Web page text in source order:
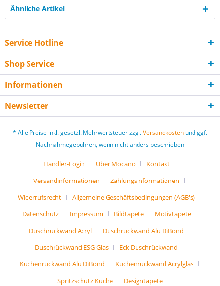
Ähnliche Artikel
Service Hotline
Shop Service
Informationen
Newsletter
* Alle Preise inkl. gesetzl. Mehrwertsteuer zzgl.Versandkosten und ggf.
Nachnahmegebühren, wenn nicht anders beschrieben
Händler-Login Über Mocano
Kontakt
Versandinformationen
Zahlungsinformationen
Widerrufsrecht
Allgemeine Geschäftsbedingungen (AGB's)
Datenschutz
Impressum Bildtapete
Motivtapete
Duschrückwand Acryl
Duschrückwand Alu DiBond
Duschrückwand ESG Glas
Eck Duschrückwand
Küchenrückwand Alu DiBond
Küchenrückwand Acrylglas
Spritzschutz Küche
Designtapete